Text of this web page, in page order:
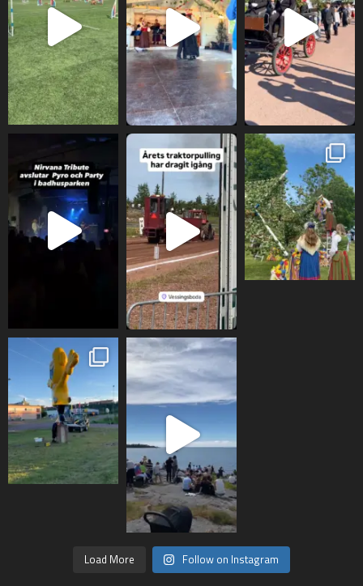
Load More Follow on Instagram